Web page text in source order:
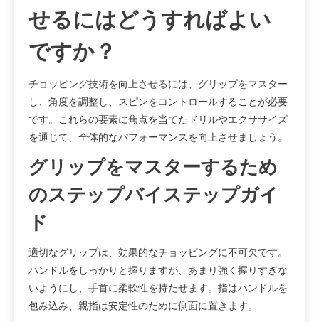
せるにはどうすればよい
ですか？
チョッピング技術を向上させるには、グリップをマスター
し、角度を調整し、スピンをコントロールすることが必要
です。これらの要素に焦点を当てたドリルやエクササイズ
を通じて、全体的なパフォーマンスを向上させましょう。
グリップをマスターするため
のステップバイステップガイ
ド
適切なグリップは、効果的なチョッピングに不可欠です。
ハンドルをしっかりと握りますが、あまり強く握りすぎな
いようにし、手首に柔軟性を持たせます。指はハンドルを
包み込み、親指は安定性のために側面に置きます。